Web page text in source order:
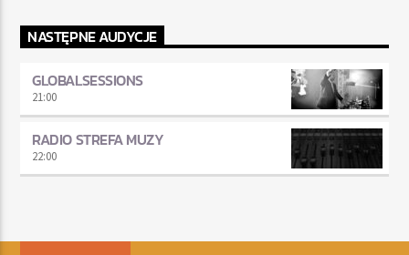
NASTĘPNE AUDYCJE
GLOBALSESSIONS
21:00
RADIO STREFA MUZY
22:00